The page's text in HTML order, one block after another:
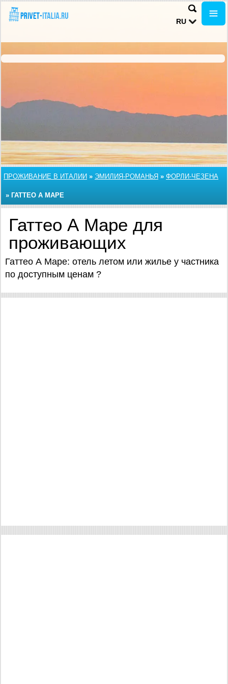
RU
ПРОЖИВАНИЕ В ИТАЛИИ » ЭМИЛИЯ-РОМАНЬЯ » ФОРЛИ-ЧЕЗЕНА
» ГАТТЕО А МАРЕ
Гаттео А Маре для
проживающих
Гаттео А Маре: отель летом или жилье у частника
по доступным ценам ?